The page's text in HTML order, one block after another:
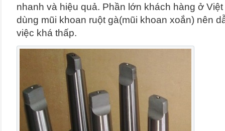
nhanh và hiệu quả. Phần lớn khách hàng ở
dùng mũi khoan ruột gà(mũi khoan xoắn) nên
việc khá thấp.